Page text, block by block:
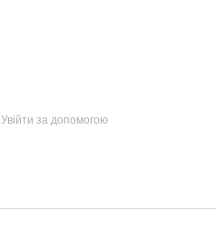
Увійти за допомогою